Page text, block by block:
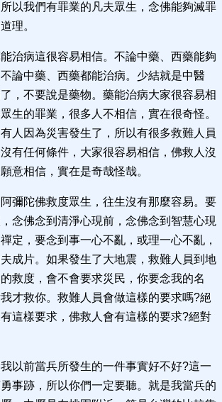
以我們有罪業的凡夫眾生，念佛能夠滅罪
理。
治病這很容易相信。不論中藥、西藥能夠
論中藥、西藥都能治病。少結就是中醫
，不要說是藥物。藥能治病大家很容易相
生的罪業，很多人不相信，實在很奇怪。
人因為災害發生了，所以有很多救難人員
有任何條件，大家很容易相信，佛救人沒
意相信，實在是奇哉怪哉。
彌陀佛救度眾生，往生沒有那麼容易。要
念佛念到清淨心現前，念佛念到智慧心現
定，要念到事一心不亂，或理一心不亂，
成片。如果發生了大地震，救難人員到地
救度，會不會要求災民，你要念我的名
才救你。救難人員會做這樣的要求嗎?絕
這樣要求，佛救人會有這樣的要求?絕對
以前當兵所發生的一件事實好不好?這一
事跡，所以你們一定要聽。就是我當兵的